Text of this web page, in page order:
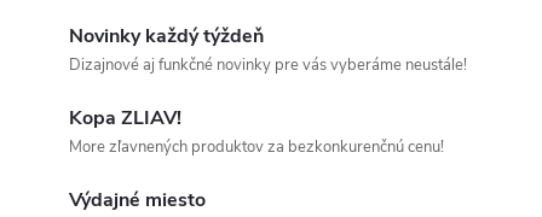
Novinky každý týždeň
Dizajnové aj funkčné novinky pre vás vyberáme neustále!
Kopa ZLIAV!
More zľavnených produktov za bezkonkurenčnú cenu!
Výdajné miesto